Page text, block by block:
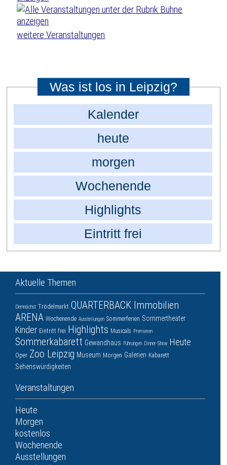
weitere Veranstaltungen
Was ist los in Leipzig?
Kalender
heute
morgen
Wochenende
Highlights
Eintritt frei
Aktuelle Themen
Demnächst Trödelmarkt QUARTERBACK Immobilien
ARENA Wochenende Ausstellungen Sommerferien Sommertheater
Kinder Eintritt frei Highlights Musicals Premieren
Sommerkabarett Gewandhaus Führungen Dinner-Show Heute
Oper Zoo Leipzig Museum Morgen Galerien Kabarett
Sehenswürdigkeiten
Veranstaltungen
Heute
Morgen
kostenlos
Wochenende
Ausstellungen